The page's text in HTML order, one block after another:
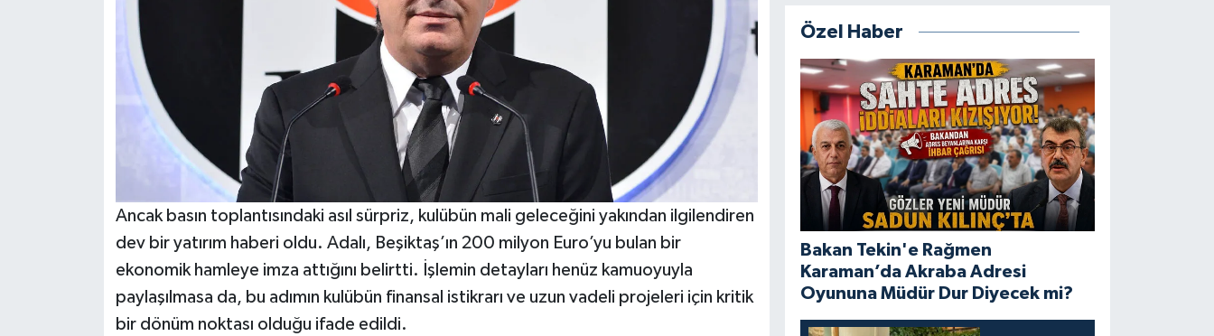
Ancak basın toplantısındaki asıl sürpriz, kulübün mali geleceğini yakından ilgilendiren
dev bir yatırım haberi oldu. Adalı, Beşiktaş’ın 200 milyon Euro’yu bulan bir
ekonomik hamleye imza attığını belirtti. İşlemin detayları henüz kamuoyuyla
paylaşılmasa da, bu adımın kulübün finansal istikrarı ve uzun vadeli projeleri için kritik
bir dönüm noktası olduğu ifade edildi.
Özel Haber
Bakan Tekin'e Rağmen
Karaman’da Akraba Adresi
Oyununa Müdür Dur Diyecek mi?